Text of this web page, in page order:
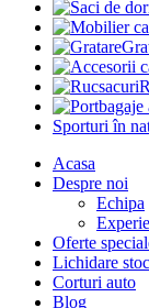
Sporturi în
Acasa
Despre noi
Echipa
Oferte
Lichidare
Corturi auto
Blog